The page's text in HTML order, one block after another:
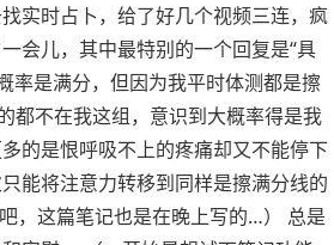
实时占卜，给了好几个视频三连，疯
会儿，其中最特别的一个回复是“具
率是满分，但因为我平时体测都是擦
都不在我这组，意识到大概率得是我
的是恨呼吸不上的疼痛却又不能停下
能将注意力转移到同样是擦满分线的
，这篇笔记也是在晚上写的…） 总是